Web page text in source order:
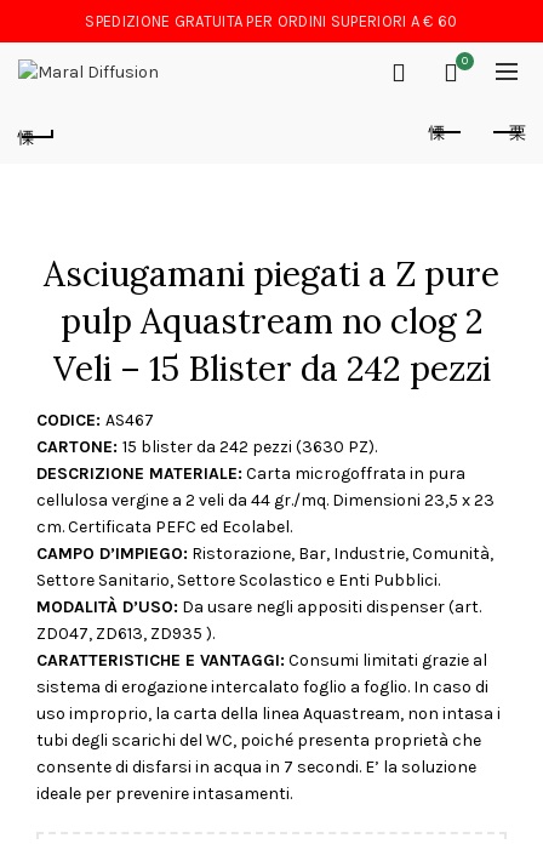
SPEDIZIONE GRATUITA PER ORDINI SUPERIORI A € 60
0
Asciugamani piegati a Z pure
pulp Aquastream no clog 2
Veli – 15 Blister da 242 pezzi
CODICE: AS467
CARTONE: 15 blister da 242 pezzi (3630 PZ).
DESCRIZIONE MATERIALE: Carta microgoffrata in pura
cellulosa vergine a 2 veli da 44 gr./mq. Dimensioni 23,5 x 23
cm. Certificata PEFC ed Ecolabel.
CAMPO D’IMPIEGO: Ristorazione, Bar, Industrie, Comunità,
Settore Sanitario, Settore Scolastico e Enti Pubblici.
MODALITÀ D’USO: Da usare negli appositi dispenser (art.
ZD047, ZD613, ZD935 ).
CARATTERISTICHE E VANTAGGI: Consumi limitati grazie al
sistema di erogazione intercalato foglio a foglio. In caso di
uso improprio, la carta della linea Aquastream, non intasa i
tubi degli scarichi del WC, poiché presenta proprietà che
consente di disfarsi in acqua in 7 secondi. E’ la soluzione
ideale per prevenire intasamenti.